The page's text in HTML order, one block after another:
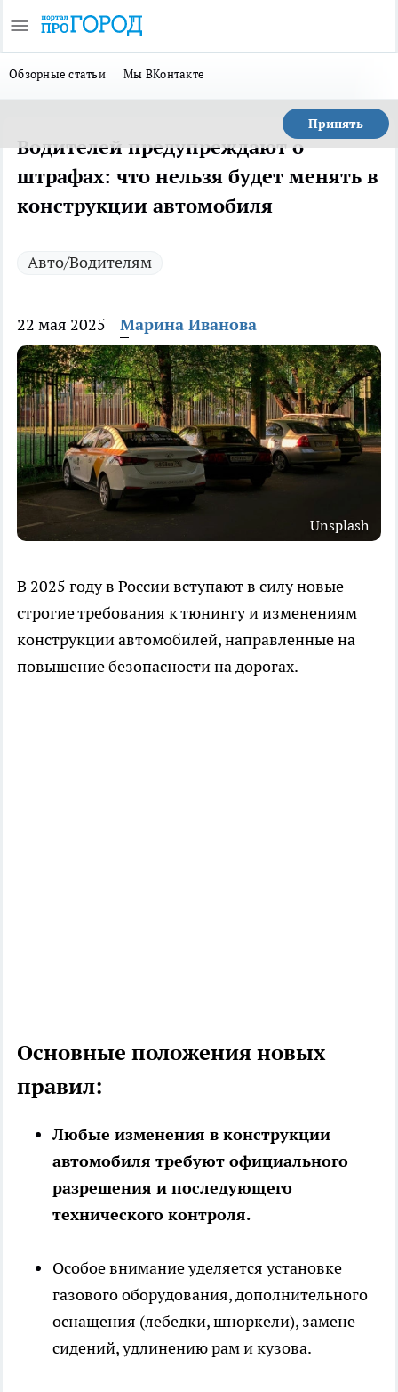
Обзорные статьи Мы ВКонтакте
Принять
Водителей предупреждают о
штрафах: что нельзя будет менять в
конструкции автомобиля
Авто/Водителям
22 мая 2025 Марина Иванова
Unsplash
В 2025 году в России вступают в силу новые
строгие требования к тюнингу и изменениям
конструкции автомобилей, направленные на
повышение безопасности на дорогах.
Основные положения новых
правил:
Любые изменения в конструкции
автомобиля требуют официального
разрешения и последующего
технического контроля.
Особое внимание уделяется установке
газового оборудования, дополнительного
оснащения (лебедки, шноркели), замене
сидений, удлинению рам и кузова.